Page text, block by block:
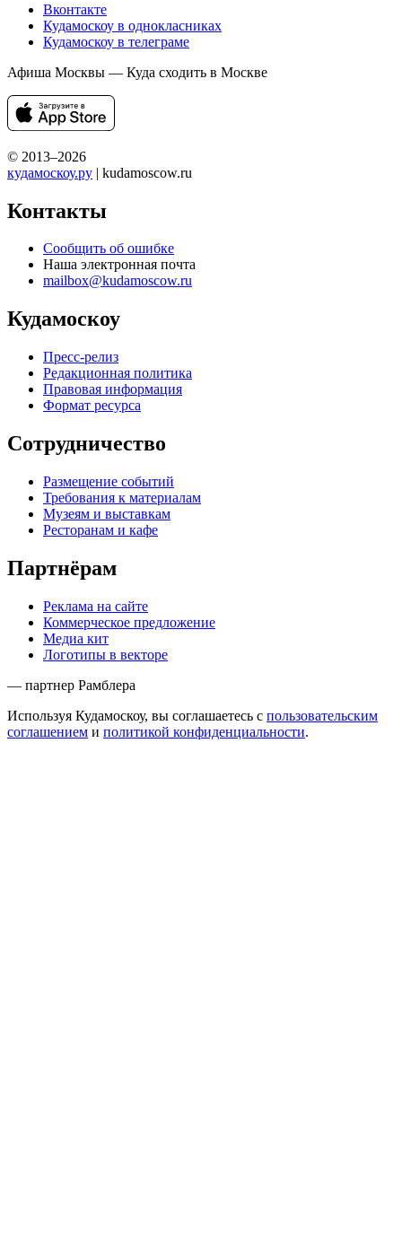
Вконтакте
Кудамоскоу в однокласниках
Кудамоскоу в телеграме
Афиша Москвы — Куда сходить в Москве
© 2013–2026
кудамоскоу.ру | kudamoscow.ru
Контакты
Сообщить об ошибке
Наша электронная почта
mailbox@kudamoscow.ru
Кудамоскоу
Пресс-релиз
Редакционная политика
Правовая информация
Формат ресурса
Сотрудничество
Размещение событий
Требования к материалам
Музеям и выставкам
Ресторанам и кафе
Партнёрам
Реклама на сайте
Коммерческое предложение
Медиа кит
Логотипы в векторе
— партнер Рамблера
Используя Кудамоскоу, вы соглашаетесь с пользовательским
соглашением и политикой конфиденциальности.